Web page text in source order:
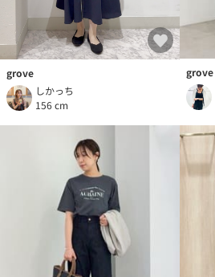
grove
しかっち
156 cm
grove